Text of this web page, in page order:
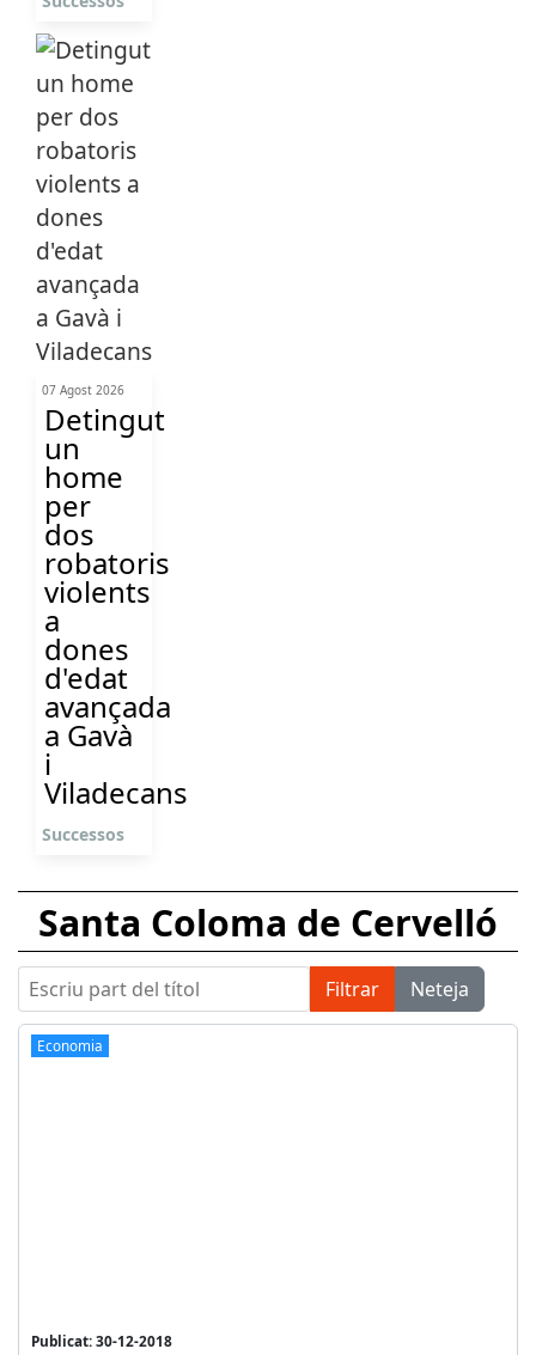
07 Agost 2026
Detingut
un
home
per
dos
robatoris
violents
a
dones
d'edat
avançada
a Gavà
i
Viladecans
Successos
Santa Coloma de Cervelló
Escriu part del títol Filtrar Neteja
Economia
Publicat: 30-12-2018